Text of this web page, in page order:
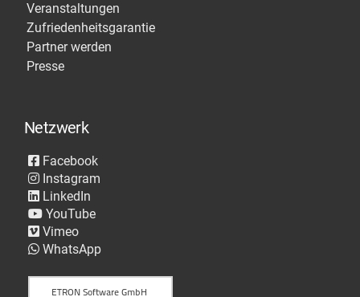
Veranstaltungen
Zufriedenheitsgarantie
Partner werden
Presse
Netzwerk
Facebook
Instagram
LinkedIn
YouTube
Vimeo
WhatsApp